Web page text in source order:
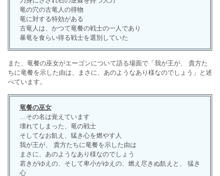
竜の穴の古竜人の得物
竜に対する特効がある
古竜人は、かつて竜餐の戦士の一人であり
暴竜を食らい得る戦士を選別していた
また、竜餐の巫女がエーゴンについて語る場面で「我が王が、 貴方た
ちに竜餐を示した由は、まさに、あのようなあり様なのでしょう」と述
べています。
竜餐の巫女
…その名は覚えています
壊れてしまった、竜の戦士
そしてなお飢え、猛き心を燃やす人
我が王が、 貴方たちに竜餐を示した由は
まさに、あのようなあり様なのでしょう
若きがゆえの、そして卑小がゆえの、燃え尽きぬ飢えと、 猛き
心